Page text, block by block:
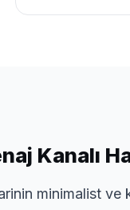
Kanalı
minimalist ve